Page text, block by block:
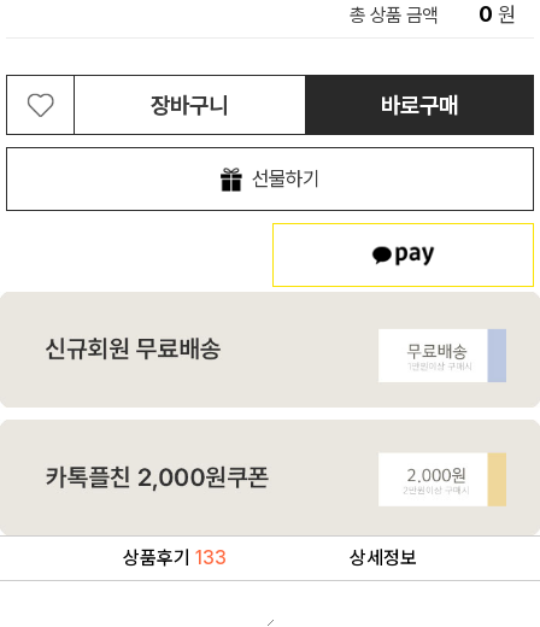
총 상품 금액 0 원
장바구니 바로구매
선물하기
상품후기 133 상세정보